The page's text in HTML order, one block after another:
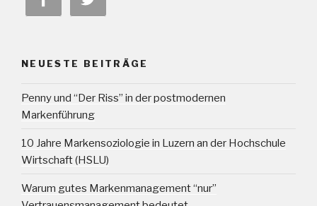
NEUESTE BEITRÄGE
Penny und “Der Riss” in der postmodernen
Markenführung
10 Jahre Markensoziologie in Luzern an der Hochschule
Wirtschaft (HSLU)
Warum gutes Markenmanagement “nur”